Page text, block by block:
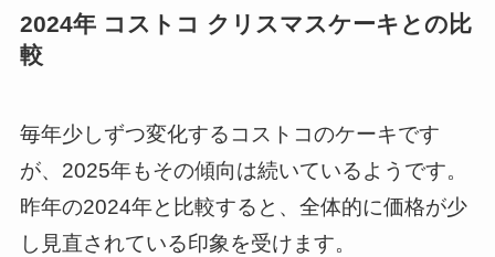
2024年 コストコ クリスマスケーキとの比
較
毎年少しずつ変化するコストコのケーキです
が、2025年もその傾向は続いているようです。
昨年の2024年と比較すると、全体的に価格が少
し見直されている印象を受けます。